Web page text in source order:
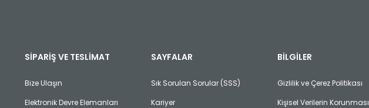
SİPARİŞ VE TESLİMAT
Bize Ulaşın
Elektronik Devre Elemanları
SAYFALAR
Sık Sorulan Sorular (SSS)
Kariyer
BİLGİLER
Gizlilik ve Çerez Politikası
Kişisel Verilerin Korunması